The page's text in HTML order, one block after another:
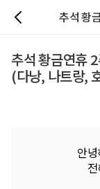
추석 황금연휴
(다낭, 나트랑,
안